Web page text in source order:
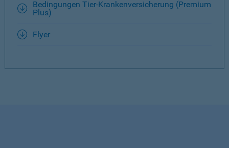
Bedingungen Tier-Krankenversicherung (Premium
Plus)
Flyer